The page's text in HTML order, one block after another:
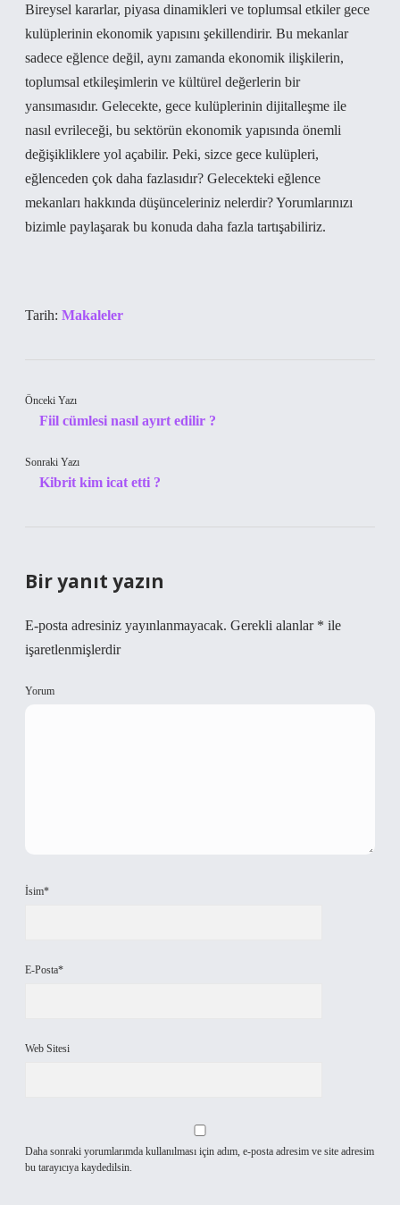
Bireysel kararlar, piyasa dinamikleri ve toplumsal etkiler gece
kulüplerinin ekonomik yapısını şekillendirir. Bu mekanlar
sadece eğlence değil, aynı zamanda ekonomik ilişkilerin,
toplumsal etkileşimlerin ve kültürel değerlerin bir
yansımasıdır. Gelecekte, gece kulüplerinin dijitalleşme ile
nasıl evrileceği, bu sektörün ekonomik yapısında önemli
değişikliklere yol açabilir. Peki, sizce gece kulüpleri,
eğlenceden çok daha fazlasıdır? Gelecekteki eğlence
mekanları hakkında düşünceleriniz nelerdir? Yorumlarınızı
bizimle paylaşarak bu konuda daha fazla tartışabiliriz.
Tarih: Makaleler
Önceki Yazı
Fiil cümlesi nasıl ayırt edilir ?
Sonraki Yazı
Kibrit kim icat etti ?
Bir yanıt yazın
E-posta adresiniz yayınlanmayacak. Gerekli alanlar * ile
işaretlenmişlerdir
Yorum
İsim*
E-Posta*
Web Sitesi
Daha sonraki yorumlarımda kullanılması için adım, e-posta adresim ve site adresim
bu tarayıcıya kaydedilsin.